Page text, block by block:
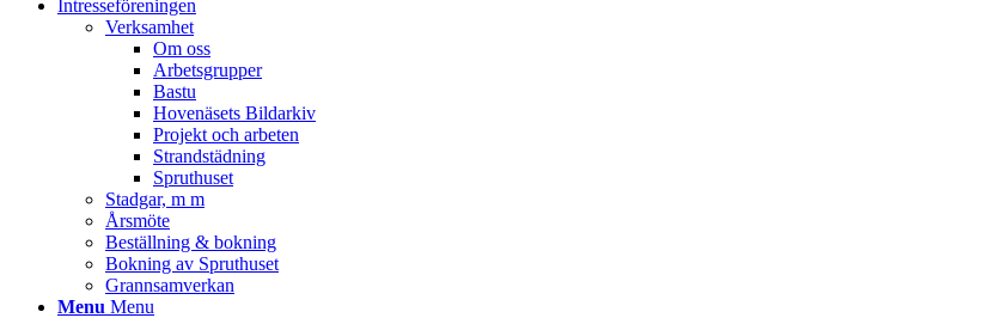
Intresseföreningen
Verksamhet
Om oss
Arbetsgrupper
Bastu
Hovenäsets Bildarkiv
Projekt och arbeten
Strandstädning
Spruthuset
Stadgar, m m
Årsmöte
Beställning & bokning
Bokning av Spruthuset
Grannsamverkan
Menu Menu